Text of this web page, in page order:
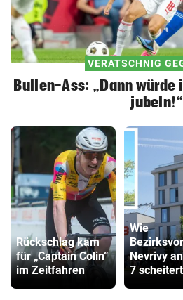
VERATSCHNIG
Bullen-Ass: „Dann würde
jubeln!“
Rückschlag kam
für „Captain Colin“
im Zeitfahren
Wie
Nevrivy
7 scheitert